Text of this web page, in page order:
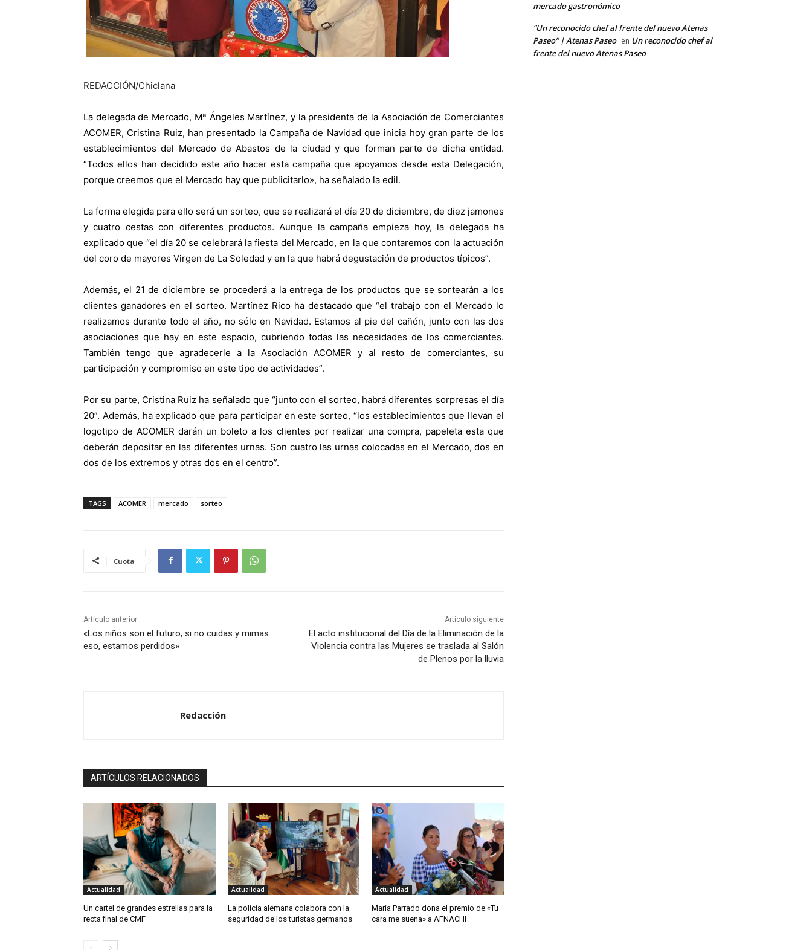
REDACCIÓN/Chiclana
La delegada de Mercado, Mª Ángeles Martínez, y la presidenta de la Asociación de Comerciantes
ACOMER, Cristina Ruiz, han presentado la Campaña de Navidad que inicia hoy gran parte de los
establecimientos del Mercado de Abastos de la ciudad y que forman parte de dicha entidad.
“Todos ellos han decidido este año hacer esta campaña que apoyamos desde esta Delegación,
porque creemos que el Mercado hay que publicitarlo», ha señalado la edil.
La forma elegida para ello será un sorteo, que se realizará el día 20 de diciembre, de diez jamones
y cuatro cestas con diferentes productos. Aunque la campaña empieza hoy, la delegada ha
explicado que “el día 20 se celebrará la fiesta del Mercado, en la que contaremos con la actuación
del coro de mayores Virgen de La Soledad y en la que habrá degustación de productos típicos”.
Además, el 21 de diciembre se procederá a la entrega de los productos que se sortearán a los
clientes ganadores en el sorteo. Martínez Rico ha destacado que “el trabajo con el Mercado lo
realizamos durante todo el año, no sólo en Navidad. Estamos al pie del cañón, junto con las dos
asociaciones que hay en este espacio, cubriendo todas las necesidades de los comerciantes.
También tengo que agradecerle a la Asociación ACOMER y al resto de comerciantes, su
participación y compromiso en este tipo de actividades”.
Por su parte, Cristina Ruiz ha señalado que “junto con el sorteo, habrá diferentes sorpresas el día
20”. Además, ha explicado que para participar en este sorteo, “los establecimientos que llevan el
logotipo de ACOMER darán un boleto a los clientes por realizar una compra, papeleta esta que
deberán depositar en las diferentes urnas. Son cuatro las urnas colocadas en el Mercado, dos en
dos de los extremos y otras dos en el centro”.
TAGS ACOMER mercado sorteo
Cuota
Artículo anterior
«Los niños son el futuro, si no cuidas y mimas
eso, estamos perdidos»
Artículo siguiente
El acto institucional del Día de la Eliminación de la
Violencia contra las Mujeres se traslada al Salón
de Plenos por la lluvia
Redacción
ARTÍCULOS RELACIONADOS
Actualidad
Un cartel de grandes estrellas para la
recta final de CMF
Actualidad
La policía alemana colabora con la
seguridad de los turistas germanos
Actualidad
María Parrado dona el premio de «Tu
cara me suena» a AFNACHI
mercado gastronómico
“Un reconocido chef al frente del nuevo Atenas
Paseo” | Atenas Paseo en Un reconocido chef al
frente del nuevo Atenas Paseo